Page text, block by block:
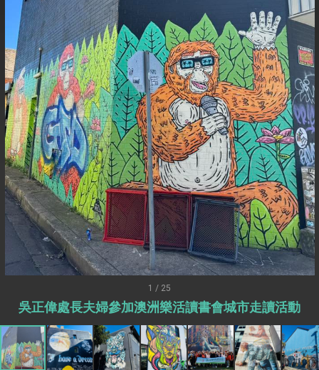
總統接受「法新社」（AFP）專訪內容
外交部長林佳龍於《外交事務》撰文指出：自由
世界 需要台灣，團結合作方能守護繁榮
外交部長林佳龍出席《台灣光華雜誌》50週年慶
「見證蛻變，分享世界的光華」開幕式，期許數
位轉 型迎向下個50年
總統主持「台美經濟繁榮夥伴對話」記者會 說
明臺美合作三大戰略方向 盼與民主夥伴共同引
領 下一個世代的繁榮
外交部長林佳龍接受印尼「時代雜誌」專訪，闡
述印太安全局勢，籲深化台印尼半導體供應鏈合
作
外交部長林佳龍午宴歡迎美國聯邦參議員蓋耶哥
訪問團
外交部長林佳龍接見美國智庫「德國馬歇爾基金
會」訪問團一行，深化跨大西洋戰略夥伴關係
臺美經貿談判獲階段性成果 卓揆期勉爭取時間完
成「臺美對等貿易協定」簽署
卓揆：臺美關稅談判階段性結果有助臺灣取得有
利戰略地位 全力支持「臺美對等貿易協定」簽署
外交部與數位發展部攜手合作，整合台灣雄厚數
位實力，達成固邦榮邦目標
外交部長林佳龍主持第35次「參與亞太經濟合作
策略小組」跨部會會議
民調顯示多數國人滿意政府外交表現，高度支持
「總合外交」與台歐美日關係深化
總統以「韌性之島，希望之光」為題發表2026新
年談話
1 / 25
吳正偉處長夫婦參加澳洲樂活讀書會城市走讀活動